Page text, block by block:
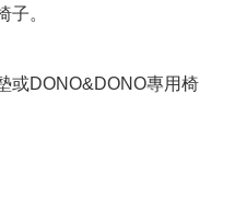
子。
或DONO&DONO專用椅